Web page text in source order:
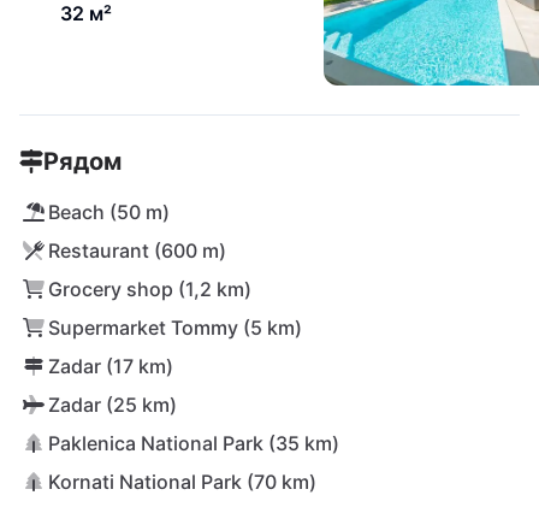
32 м²
Рядом
Beach (50 m)
Restaurant (600 m)
Grocery shop (1,2 km)
Supermarket Tommy (5 km)
Zadar (17 km)
Zadar (25 km)
Paklenica National Park (35 km)
Kornati National Park (70 km)